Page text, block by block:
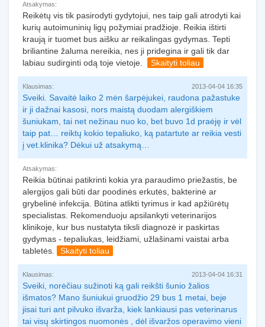
Atsakymas:
Reikėtų vis tik pasirodyti gydytojui, nes taip gali atrodyti kai
kurių autoimuninių ligų požymiai pradžioje. Reikia ištirti
kraują ir tuomet bus aišku ar reikalingas gydymas. Tepti
briliantine žaluma nereikia, nes ji pridegina ir gali tik dar
labiau sudirginti odą toje vietoje.
Skaityti toliau
Klausimas: 2013-04-04 16:35
Sveiki. Savaitė laiko 2 mėn šarpėjukei, raudona pažastuke
ir ji dažnai kasosi, nors maistą duodam alergiškiem
šuniukam, tai net nežinau nuo ko, bet buvo 1d praėję ir vėl
taip pat… reiktų kokio tepaliuko, ką patartute ar reikia vesti
į vet.klinika? Dėkui už atsakymą…
Atsakymas:
Reikia būtinai patikrinti kokia yra paraudimo priežastis, be
alergijos gali būti dar poodinės erkutės, bakterinė ar
grybelinė infekcija. Būtina atlikti tyrimus ir kad apžiūrėtų
specialistas. Rekomenduoju apsilankyti veterinarijos
klinikoje, kur bus nustatyta tiksli diagnozė ir paskirtas
gydymas - tepaliukas, leidžiami, užlašinami vaistai arba
tabletės.
Skaityti toliau
Klausimas: 2013-04-04 16:31
Sveiki, norėčiau sužinoti ką gali reikšti šunio žalios
išmatos? Mano šuniukui gruodžio 29 bus 1 metai, beje
jisai turi ant pilvuko išvarža, kiek lankiausi pas veterinarus
tai visų skirtingos nuomonės , dėl išvaržos operavimo vieni